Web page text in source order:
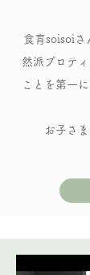
食育soisoiさ
然派プロテ
ことを第一
お子さ